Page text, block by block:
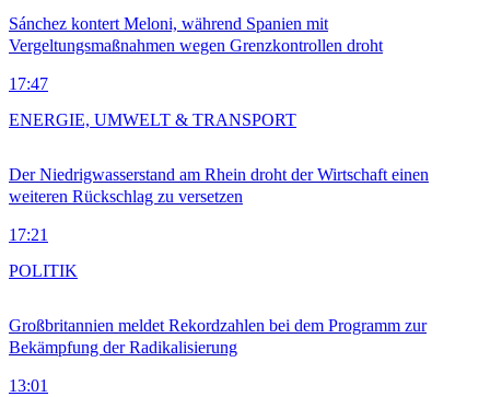
Sánchez kontert Meloni, während Spanien mit
Vergeltungsmaßnahmen wegen Grenzkontrollen droht
17:47
Der Niedrigwasserstand am Rhein droht der Wirtschaft einen
weiteren Rückschlag zu versetzen
17:21
ENERGIE, UMWELT & TRANSPORT
Großbritannien meldet Rekordzahlen bei dem Programm zur
Bekämpfung der Radikalisierung
13:01
POLITIK